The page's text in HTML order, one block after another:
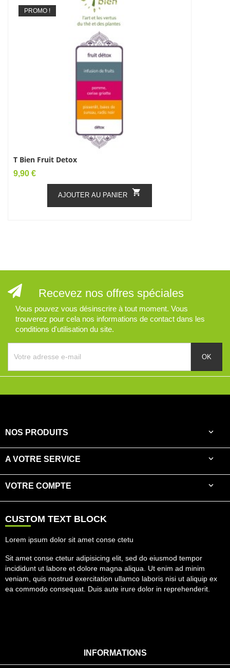
T Bien Fruit Detox
Prix
9,90 €
AJOUTER AU PANIER 
PROMO !
Recevez nos offres spéciales
Vous pouvez vous désinscrire à tout moment. Vous
trouverez pour cela nos informations de contact dans les
conditions d'utilisation du site.
NOS PRODUITS 
A VOTRE SERVICE 
VOTRE COMPTE 
CUSTOM TEXT BLOCK
Lorem ipsum dolor sit amet conse ctetu
Sit amet conse ctetur adipisicing elit, sed do eiusmod tempor
incididunt ut labore et dolore magna aliqua. Ut enim ad minim
veniam, quis nostrud exercitation ullamco laboris nisi ut aliquip ex
ea commodo consequat. Duis aute irure dolor in reprehenderit.
INFORMATIONS